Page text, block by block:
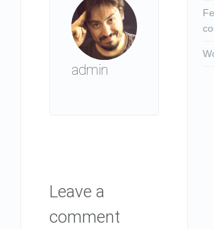
admin
Leave a
comment